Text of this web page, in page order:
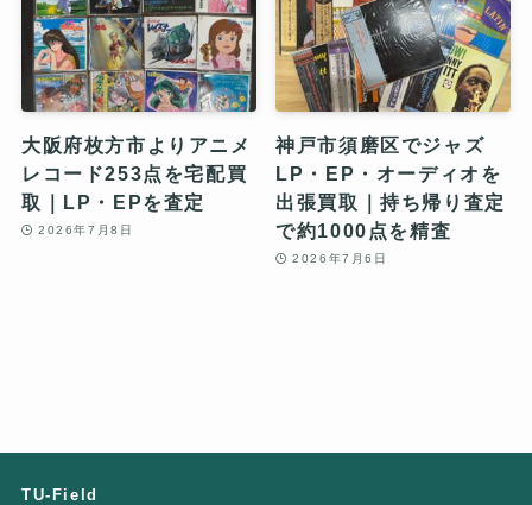
大阪府枚方市よりアニメ
レコード253点を宅配買
取｜LP・EPを査定
2026年7月8日
神戸市須磨区でジャズ
LP・EP・オーディオを
出張買取｜持ち帰り査定
で約1000点を精査
2026年7月6日
TU-Field